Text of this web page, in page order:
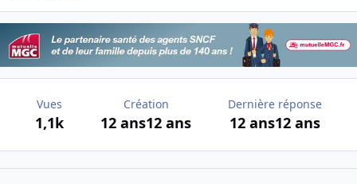
Vues
1,1k
Création
12 ans12 ans
Dernière réponse
12 ans12 ans